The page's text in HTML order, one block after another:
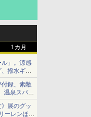
1カ月
」。涼感
撥水ギア
付録、素敵
温泉スパに
展のグッ
ーレンほ